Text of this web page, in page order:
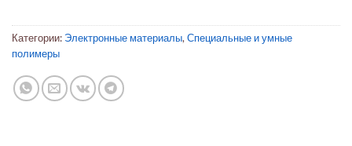
Категории: Электронные материалы, Специальные и умные
полимеры